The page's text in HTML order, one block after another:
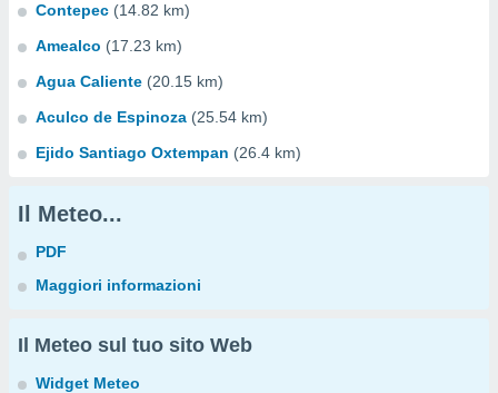
Contepec (14.82 km)
Amealco (17.23 km)
Agua Caliente (20.15 km)
Aculco de Espinoza (25.54 km)
Ejido Santiago Oxtempan (26.4 km)
Il Meteo...
PDF
Maggiori informazioni
Il Meteo sul tuo sito Web
Widget Meteo